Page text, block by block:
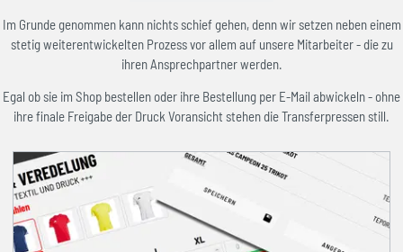
Im Grunde genommen kann nichts schief gehen, denn wir setzen neben einem
stetig weiterentwickelten Prozess vor allem auf unsere Mitarbeiter - die zu
ihren Ansprechpartner werden.
Egal ob sie im Shop bestellen oder ihre Bestellung per E-Mail abwickeln - ohne
ihre finale Freigabe der Druck Voransicht stehen die Transferpressen still.